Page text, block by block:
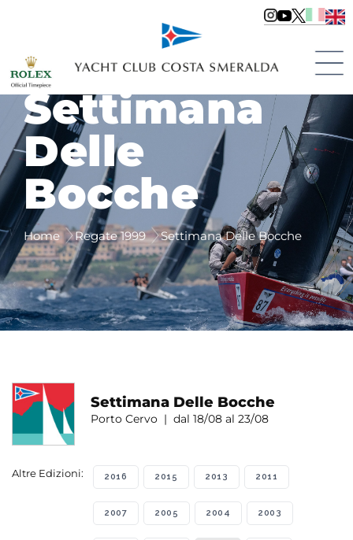
Settimana
Delle
Bocche
Home Regate 1999 Settimana Delle Bocche
Settimana Delle Bocche
Porto Cervo | dal 18/08 al 23/08
Altre Edizioni: 2016 2015 2013 2011
2007 2005 2004 2003